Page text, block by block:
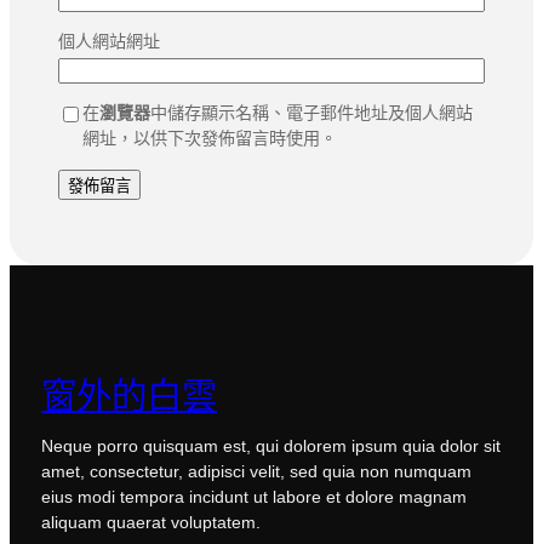
個人網站網址
在瀏覽器中儲存顯示名稱、電子郵件地址及個人網站
網址，以供下次發佈留言時使用。
窗外的白雲
Neque porro quisquam est, qui dolorem ipsum quia dolor sit
amet, consectetur, adipisci velit, sed quia non numquam
eius modi tempora incidunt ut labore et dolore magnam
aliquam quaerat voluptatem.